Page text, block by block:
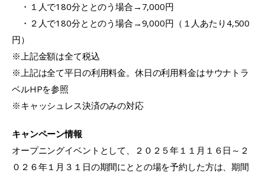
・１人で180分ととのう場合→7,000円
・２人で180分ととのう場合→9,000円（１人あたり4,500
円）
※上記金額は全て税込
※上記は全て平日の利用料金。休日の利用料金はサウナトラ
ベルHPを参照
※キャッシュレス決済のみの対応
キャンペーン情報
オープニングイベントとして、２０２５年１１月１６日～２
０２６年１月３１日の期間にととの場を予約した方は、期間